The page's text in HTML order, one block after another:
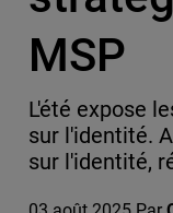
MSP
L'été expose
sur l'identité.
sur l'identité,